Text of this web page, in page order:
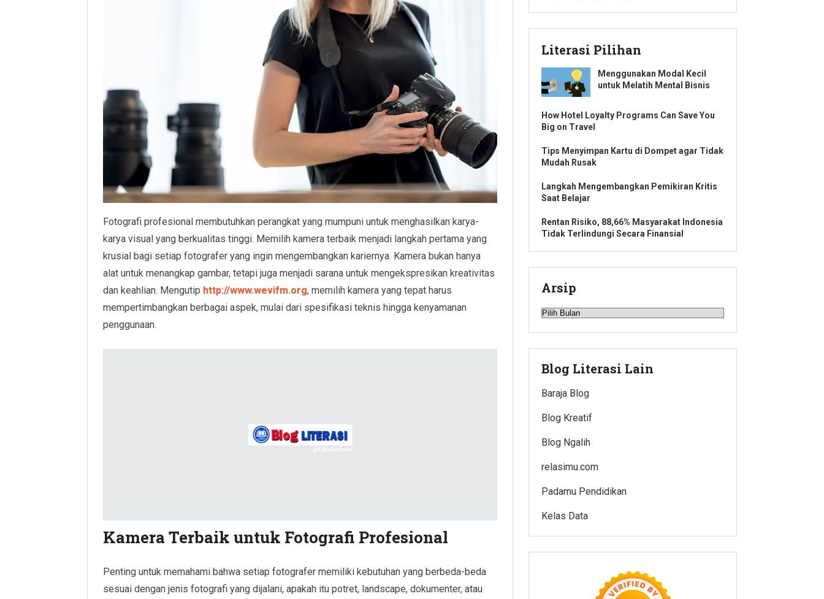
Fotografi profesional membutuhkan perangkat yang mumpuni untuk menghasilkan karya-
karya visual yang berkualitas tinggi. Memilih kamera terbaik menjadi langkah pertama yang
krusial bagi setiap fotografer yang ingin mengembangkan kariernya. Kamera bukan hanya
alat untuk menangkap gambar, tetapi juga menjadi sarana untuk mengekspresikan kreativitas
dan keahlian. Mengutip http://www.wevifm.org, memilih kamera yang tepat harus
mempertimbangkan berbagai aspek, mulai dari spesifikasi teknis hingga kenyamanan
penggunaan.
Kamera Terbaik untuk Fotografi Profesional
Penting untuk memahami bahwa setiap fotografer memiliki kebutuhan yang berbeda-beda
sesuai dengan jenis fotografi yang dijalani, apakah itu potret, landscape, dokumenter, atau
Literasi Pilihan
Menggunakan Modal Kecil
untuk Melatih Mental Bisnis
How Hotel Loyalty Programs Can Save You
Big on Travel
Tips Menyimpan Kartu di Dompet agar Tidak
Mudah Rusak
Langkah Mengembangkan Pemikiran Kritis
Saat Belajar
Rentan Risiko, 88,66% Masyarakat Indonesia
Tidak Terlindungi Secara Finansial
Arsip
Arsip
Blog Literasi Lain
Baraja Blog
Blog Kreatif
Blog Ngalih
relasimu.com
Padamu Pendidikan
Kelas Data